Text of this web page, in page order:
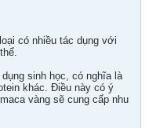
có nhiều tác dụng với
sinh học, có nghĩa là
khác. Điều này có ý
vàng sẽ cung cấp nhu